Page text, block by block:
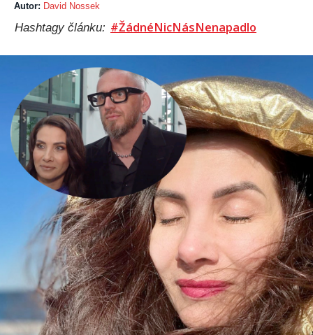
Autor: David Nossek
Hashtagy článku: #ŽádnéNicNásNenapadlo